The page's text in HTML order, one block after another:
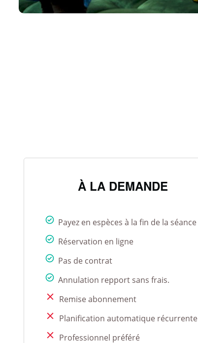
À LA DEMANDE
Payez en espèces à la fin de la séance
Réservation en ligne
Pas de contrat
Annulation repport sans frais.
Remise abonnement
Planification automatique récurrente
Professionnel préféré